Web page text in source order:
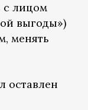
с лицом
выгоды»)
менять
оставлен